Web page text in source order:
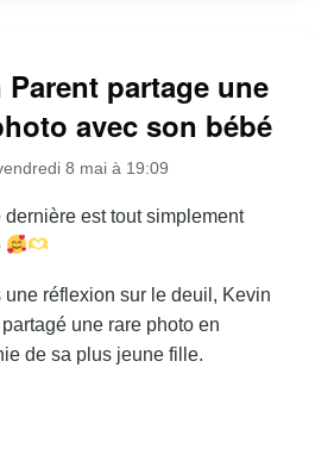
Parent partage une
avec son bébé
8 mai à 19:09
dernière est tout simplement
une réflexion sur le deuil, Kevin
une rare photo en
de sa plus jeune fille.